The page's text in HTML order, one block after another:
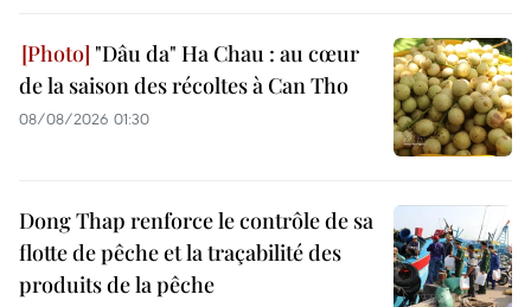
"Dâu da" Ha Chau : au cœur
de la saison des récoltes à Can Tho
08/08/2026 01:30
Dong Thap renforce le contrôle de sa
flotte de pêche et la traçabilité des
produits de la pêche